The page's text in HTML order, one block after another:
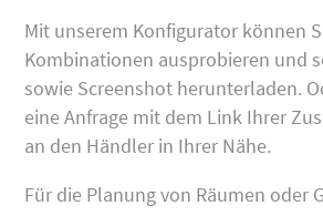
Mit unserem Konfigurator können
Kombinationen ausprobieren und
sowie Screenshot herunterladen.
eine Anfrage mit dem Link Ihrer
an den Händler in Ihrer Nähe.
Für die Planung von Räumen oder